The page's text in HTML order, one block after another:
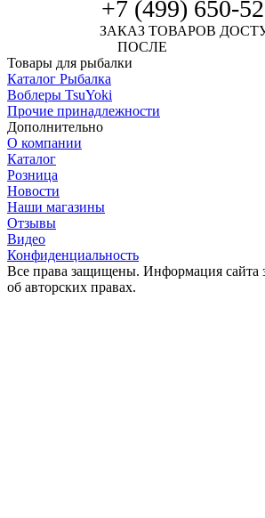
+7 (499) 650-
ЗАКАЗ ТОВАРОВ
ПОСЛЕ
Товары для рыбалки
Каталог Рыбалка
Воблеры TsuYoki
Прочие принадлежности
Дополнительно
О компании
Каталог
Розница
Новости
Наши магазины
Отзывы
Видео
Конфиденциальность
Все права защищены. Информация сайта
об авторских правах.